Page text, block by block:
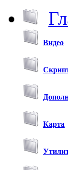
Видео
Карта